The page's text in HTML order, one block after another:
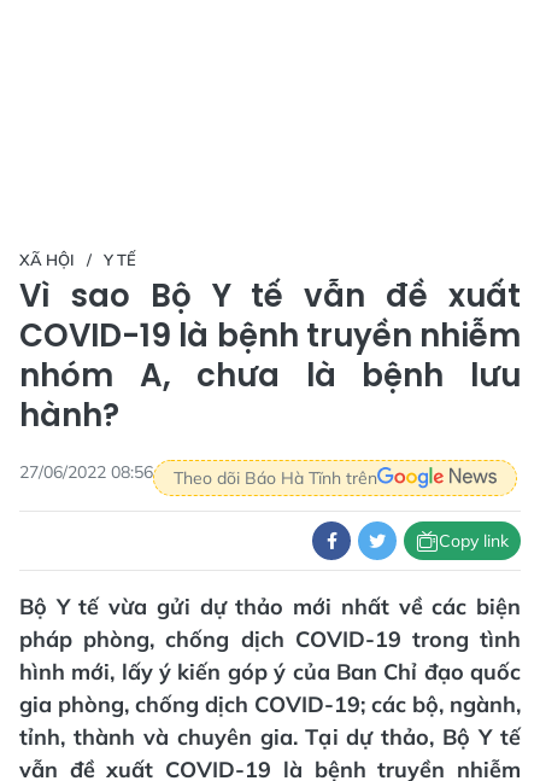
XÃ HỘI Y TẾ
Vì sao Bộ Y tế vẫn đề xuất
COVID-19 là bệnh truyền nhiễm
nhóm A, chưa là bệnh lưu
hành?
27/06/2022 08:56 Theo dõi Báo Hà Tĩnh trên
Copy link
Bộ Y tế vừa gửi dự thảo mới nhất về các biện
pháp phòng, chống dịch COVID-19 trong tình
hình mới, lấy ý kiến góp ý của Ban Chỉ đạo quốc
gia phòng, chống dịch COVID-19; các bộ, ngành,
tỉnh, thành và chuyên gia. Tại dự thảo, Bộ Y tế
vẫn đề xuất COVID-19 là bệnh truyền nhiễm